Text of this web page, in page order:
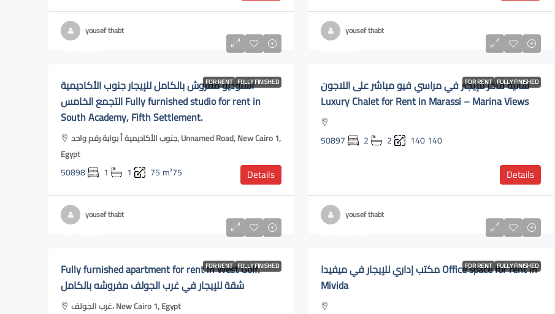
yousef thabt yousef thabt
FOR RENT FULLY FINISHEDاستوديو مفروش بالكامل للإيجار جنوب الأكاديمية
التجمع الخامس Fully furnished studio for rent in
South Academy, Fifth Settlement.
جنوب الأكاديمية أ بوابة رقم واحد, Unnamed Road, New Cairo 1,
Egypt
50898 1 1 75 m²75 Details
yousef thabt
FOR RENT FULLY FINISHED
شاليه فاخر للإيجار في مراسي فيو مباشر على اللاجون
Luxury Chalet for Rent in Marassi – Marina Views
50897 2 2 140 140
Details
yousef thabt
FOR RENT FULLY FINISHED
Fully furnished apartment for rent in West Golf.
شقة للإيجار في غرب الجولف مفروشه بالكامل
غرب الجولف، New Cairo 1, Egypt
FOR RENT FULLY FINISHED
مكتب إداري للإيجار في ميفيدا Office space for rent in
Mivida